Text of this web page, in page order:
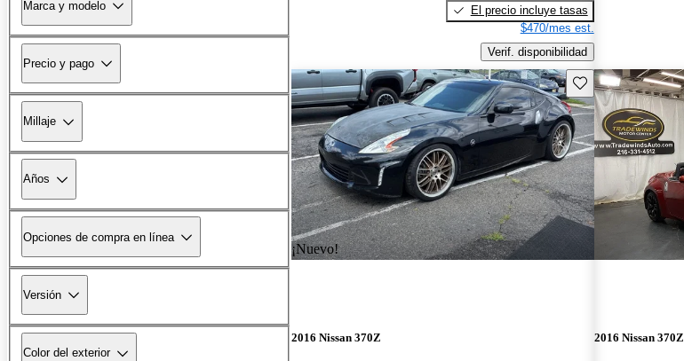
Marca y modelo
Precio y pago
Millaje
Años
Opciones de compra en línea
Versión
Color del exterior
El precio incluye tasas
$470/mes est.
Verif. disponibilidad
¡Nuevo!
Guarda este Aviso
2016 Nissan 370Z 2016 Nissan 370Z